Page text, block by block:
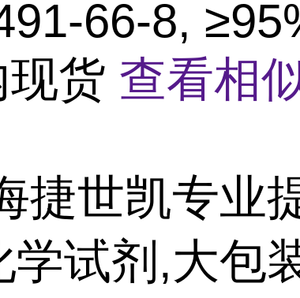
66-8,
货 查看相
捷世凯专业
学试剂,大包